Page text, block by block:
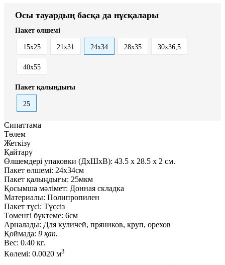
Осы тауардың басқа да нұсқалары
Пакет өлшемі
15x25 21x31 24x34 28x35 30x36,5
40x55
Пакет қалыңдығы
25
Сипаттама
Төлем
Жеткізу
Қайтару
Өлшемдері упаковки (ДxШxВ): 43.5 x 28.5 x 2 см.
Пакет өлшемі: 24x34см
Пакет қалыңдығы: 25мкм
Қосымша мәлімет: Донная складка
Материалы: Полипропилен
Пакет түсі: Түссіз
Төменгі бүктеме: 6см
Арналады: Для куличей, пряников, круп, орехов
Қоймада: 9 қап.
Вес: 0.40 кг.
Көлемі: 0.0020 м3